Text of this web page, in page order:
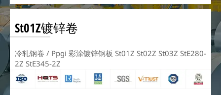
St01Z镀锌卷
冷轧钢卷 / Ppgi 彩涂镀锌钢板 St01Z St02Z St03Z StE280-
2Z StE345-2Z